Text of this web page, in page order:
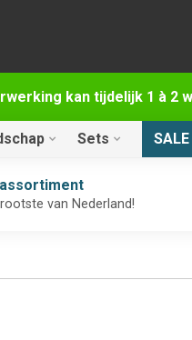
kan tijdelijk 1 à 2
Sets SALE
van Nederland!